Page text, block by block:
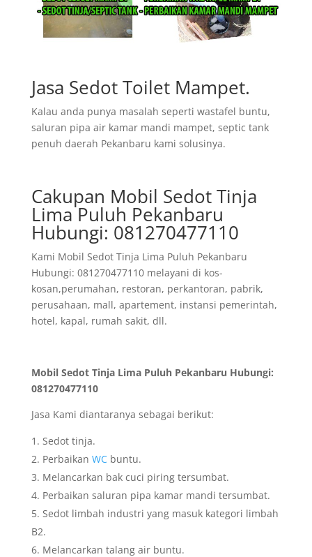
Jasa Sedot Toilet Mampet.
Kalau anda punya masalah seperti wastafel buntu,
saluran pipa air kamar mandi mampet, septic tank
penuh daerah Pekanbaru kami solusinya.
Cakupan Mobil Sedot Tinja
Lima Puluh Pekanbaru
Hubungi: 081270477110
Kami Mobil Sedot Tinja Lima Puluh Pekanbaru
Hubungi: 081270477110 melayani di kos-
kosan,perumahan, restoran, perkantoran, pabrik,
perusahaan, mall, apartement, instansi pemerintah,
hotel, kapal, rumah sakit, dll.
Mobil Sedot Tinja Lima Puluh Pekanbaru Hubungi:
081270477110
Jasa Kami diantaranya sebagai berikut:
Sedot tinja.
Perbaikan WCbuntu.
Melancarkan bak cuci piring tersumbat.
Perbaikan saluran pipa kamar mandi tersumbat.
Sedot limbah industri yang masuk kategori limbah
B2.
Melancarkan talang air buntu.